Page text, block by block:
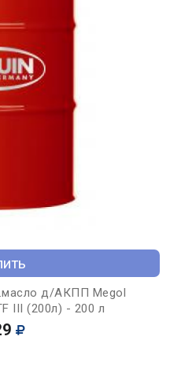
д/АКПП Megol
III (200л) - 200 л